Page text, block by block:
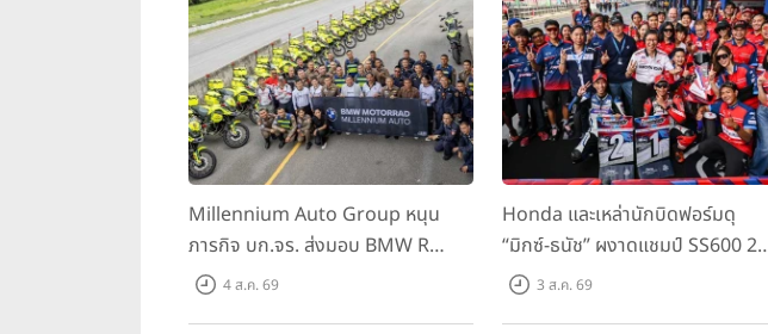
Millennium Auto Group หนุน
ภารกิจ บก.จร. ส่งมอบ BMW R
1300 GS และ F 900 GS Adventure
4 ส.ค. 69
Honda และเหล่านักบิดฟอร์มดุ
“มิกซ์-ธนัช” ผงาดแชมป์ SS600 2
สนามติด “ข้าวกล้อง” คว้าที่ 2 ศึก
3 ส.ค. 69